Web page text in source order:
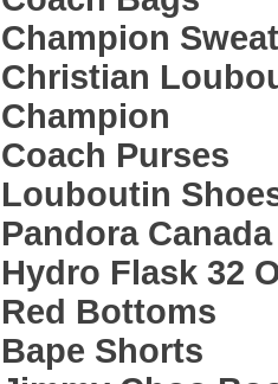
Champion
Christian
Champion
Coach Purses
Louboutin
Pandora Canada
Hydro Flask 32
Red Bottoms
Bape Shorts